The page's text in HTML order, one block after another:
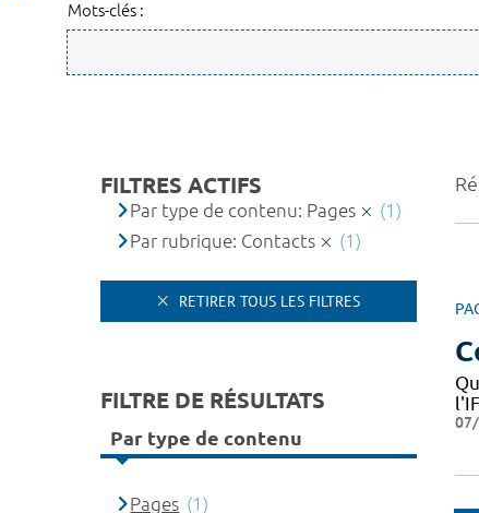
Mots-clés :
FILTRES ACTIFS
Par type de contenu: Pages
(1)
Par rubrique: Contacts
(1)
RETIRER TOUS LES FILTRES
FILTRE DE RÉSULTATS
Par type de contenu
Pages (1)